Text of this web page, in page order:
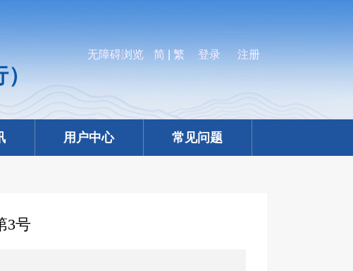
无障碍浏览 简 繁 登录 注册
用户中心 常见问题
3号